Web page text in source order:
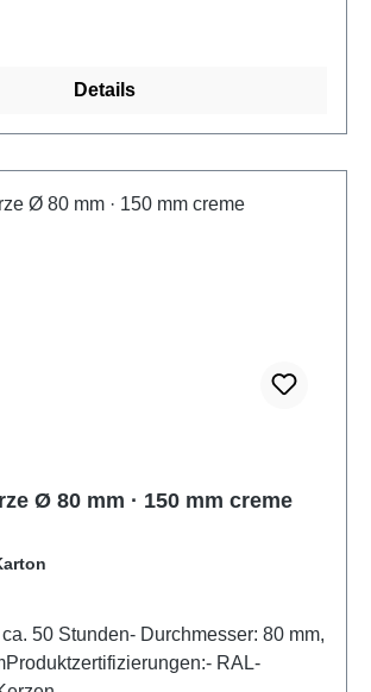
Details
Ø 80 mm · 150 mm creme
50 Stunden- Durchmesser: 80 mm,
RAL-